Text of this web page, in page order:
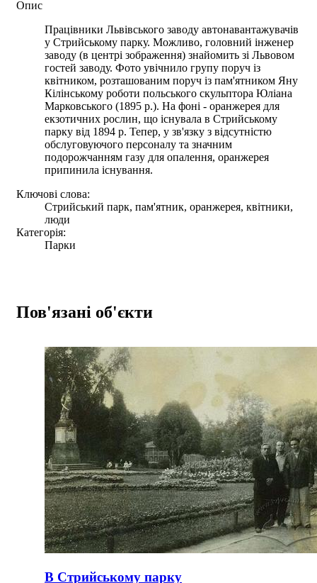
Опис
Працівники Львівського заводу автонавантажувачів
у Стрийському парку. Можливо, головний інженер
заводу (в центрі зображення) знайомить зі Львовом
гостей заводу. Фото увічнило групу поруч із
квітником, розташованим поруч із пам'ятником Яну
Кілінському роботи польського скульптора Юліана
Марковського (1895 р.). На фоні - оранжерея для
екзотичних рослин, що існувала в Стрийському
парку від 1894 р. Тепер, у зв'язку з відсутністю
обслуговуючого персоналу та значним
подорожчанням газу для опалення, оранжерея
припинила існування.
Ключові слова:
Стрийський парк, пам'ятник, оранжерея, квітники,
люди
Категорія:
Парки
Пов'язані об'єкти
В Стрийському парку